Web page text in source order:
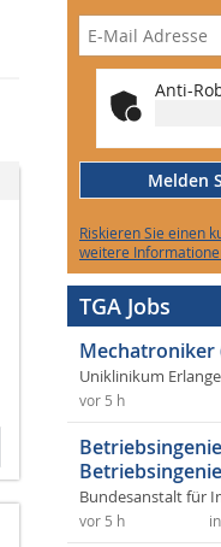
Anti-
Melden
Riskieren Sie einen
weitere
TGA Jobs
Uniklinikum
vor 5 h
Bundesanstalt für
vor 5 h